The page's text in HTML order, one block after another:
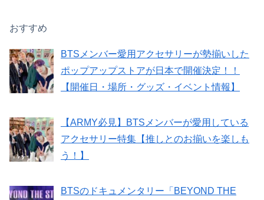
おすすめ
BTSメンバー愛用アクセサリーが勢揃いした
ポップアップストアが日本で開催決定！！
【開催日・場所・グッズ・イベント情報】
【ARMY必見】BTSメンバーが愛用している
アクセサリー特集【推しとのお揃いを楽しも
う！】
BTSのドキュメンタリー「BEYOND THE